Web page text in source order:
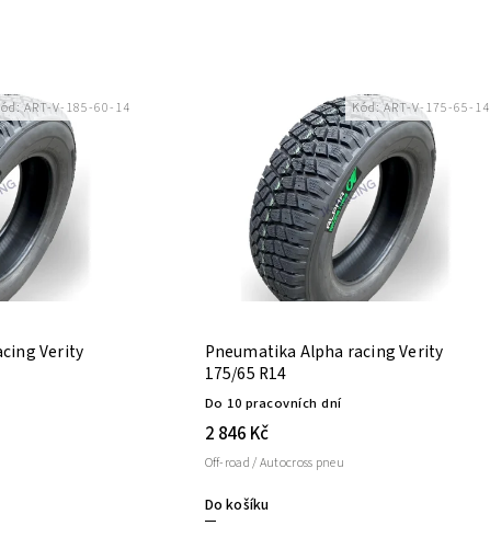
Verity
ART-V-185-60-14
Pneumatika Alpha racing Verity
175/65 R14
Do 10 pracovních dní
2 846 Kč
Do košíku
Off-road / Autocross pneu
Kód:ART-V-175-65-14